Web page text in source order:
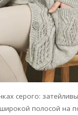
серого:
полосой на